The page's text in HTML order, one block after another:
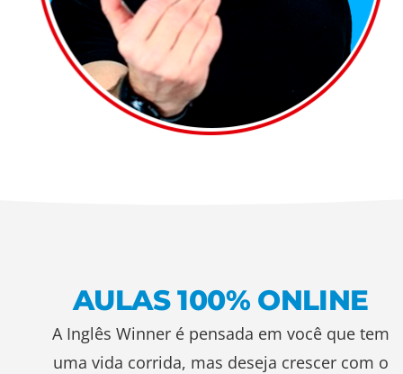
AULAS 100% ONLINE
A Inglês Winner é pensada em você que tem
uma vida corrida, mas deseja crescer com o